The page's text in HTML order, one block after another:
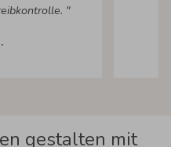
"
gestalten mit